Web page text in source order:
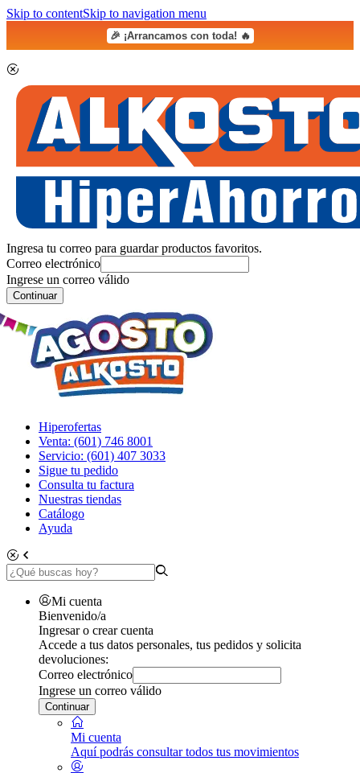
Skip to contentSkip to navigation menu
🎉 ¡Arrancamos con toda! 🔥
Ingresa tu correo para guardar productos favoritos.
Correo electrónico
Ingrese un correo válido
Continuar
Hiperofertas
Venta: (601) 746 8001
Servicio: (601) 407 3033
Sigue tu pedido
Consulta tu factura
Nuestras tiendas
Catálogo
Ayuda
Mi cuenta
Bienvenido/a
Ingresar o crear cuenta
Accede a tus datos personales, tus pedidos y solicita
devoluciones:
Correo electrónico
Ingrese un correo válido
Continuar
Mi cuenta
Aquí podrás consultar todos tus movimientos